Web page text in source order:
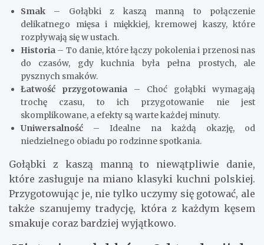
Smak – Gołąbki z kaszą manną to połączenie
delikatnego mięsa i miękkiej, kremowej kaszy, które
rozpływają się w ustach.
Historia – To danie, które łączy pokolenia i przenosi nas
do czasów, gdy kuchnia była pełna prostych, ale
pysznych smaków.
Łatwość przygotowania – Choć gołąbki wymagają
trochę czasu, to ich przygotowanie nie jest
skomplikowane, a efekty są warte każdej minuty.
Uniwersalność – Idealne na każdą okazję, od
niedzielnego obiadu po rodzinne spotkania.
Gołąbki z kaszą manną to niewątpliwie danie,
które zasługuje na miano klasyki kuchni polskiej.
Przygotowując je, nie tylko uczymy się gotować, ale
także szanujemy tradycję, która z każdym kęsem
smakuje coraz bardziej wyjątkowo.